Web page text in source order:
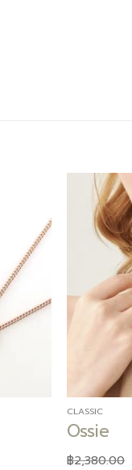
Add to
wishlist
CLASSIC
Ossie
฿2,380.00